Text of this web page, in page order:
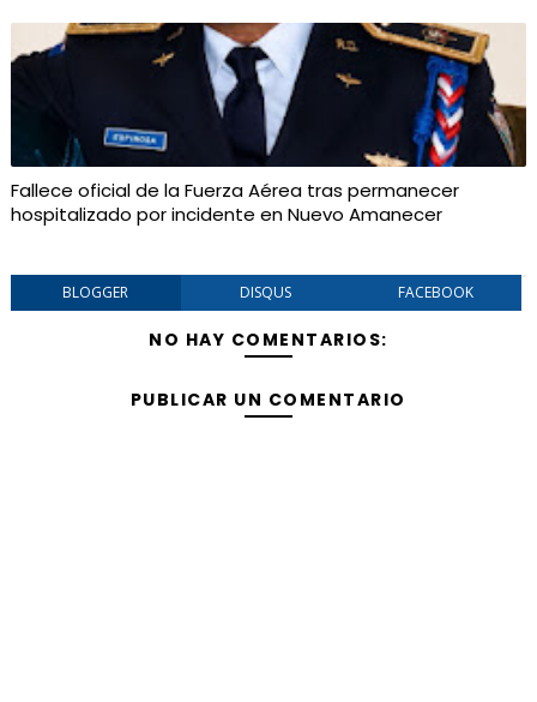
Fallece oficial de la Fuerza Aérea tras permanecer
hospitalizado por incidente en Nuevo Amanecer
BLOGGER DISQUS FACEBOOK
NO HAY COMENTARIOS:
PUBLICAR UN COMENTARIO